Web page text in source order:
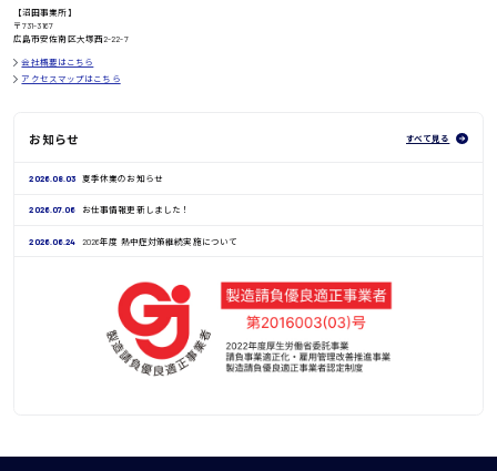
鳥取県
【沼田事業所】
〒731-3167
広島市安佐南区大塚西2-22-7
会社概要はこちら
アクセスマップはこちら
お知らせ すべて見る
2026.08.03 夏季休業のお知らせ
2026.07.06 お仕事情報更新しました！
2026.06.24 2026年度 熱中症対策継続実施について